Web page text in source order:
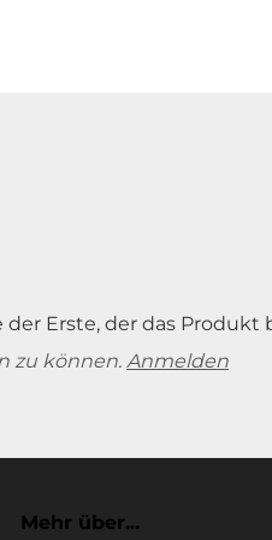
Erste, der das Produkt
zu können. Anmelden
Mehr über...